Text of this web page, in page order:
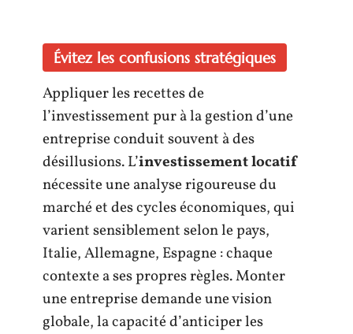
Évitez les confusions stratégiques
Appliquer les recettes de
l’investissement pur à la gestion d’une
entreprise conduit souvent à des
désillusions. L’investissement locatif
nécessite une analyse rigoureuse du
marché et des cycles économiques, qui
varient sensiblement selon le pays,
Italie, Allemagne, Espagne : chaque
contexte a ses propres règles. Monter
une entreprise demande une vision
globale, la capacité d’anticiper les